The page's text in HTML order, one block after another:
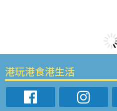
港玩港食港生活